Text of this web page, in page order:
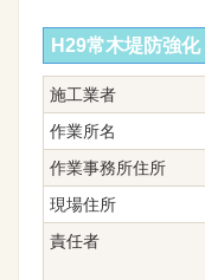
H29常木堤防強
施工業者
作業所名
作業事務所住所
現場住所
責任者